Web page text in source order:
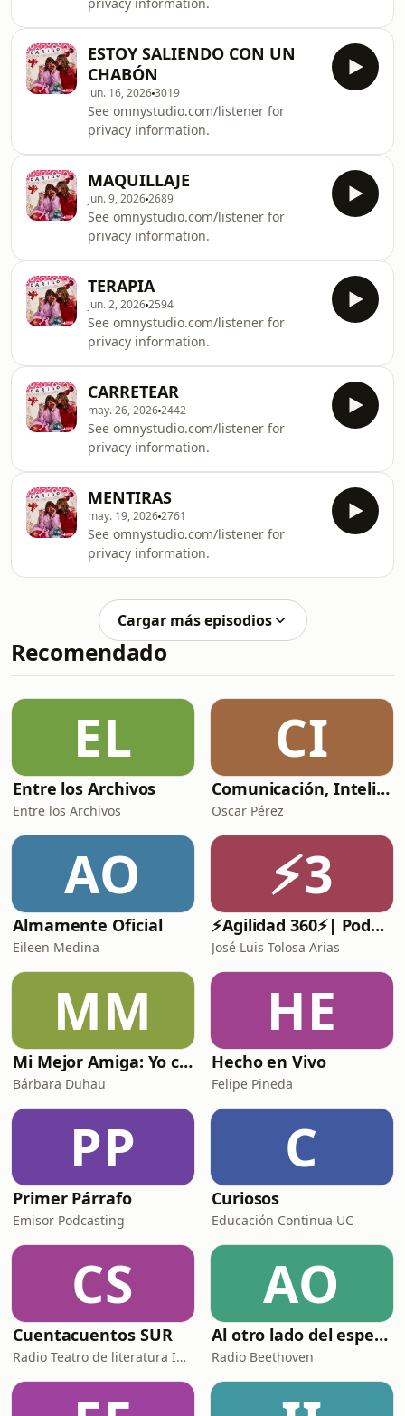
ESTOY SALIENDO CON UN
CHABÓN
jun. 16, 20263019
See omnystudio.com/listener for
privacy information.
MAQUILLAJE
jun. 9, 20262689
See omnystudio.com/listener for
privacy information.
TERAPIA
jun. 2, 20262594
See omnystudio.com/listener for
privacy information.
CARRETEAR
may. 26, 20262442
See omnystudio.com/listener for
privacy information.
MENTIRAS
may. 19, 20262761
See omnystudio.com/listener for
privacy information.
Cargar más episodios
Recomendado
EL
Entre los Archivos
Entre los Archivos
CI
Comunicación, Inteligencia Artificial y Sociedad
Oscar Pérez
AO
Almamente Oficial
Eileen Medina
⚡3
⚡️Agilidad 360⚡️| Podcast de Agilidad, Liderazgo Ágil y Gestión de Proyectos.
José Luis Tolosa Arias
MM
Mi Mejor Amiga: Yo con Bárbara Duhau
Bárbara Duhau
HE
Hecho en Vivo
Felipe Pineda
PP
Primer Párrafo
Emisor Podcasting
C
Curiosos
Educación Continua UC
CS
Cuentacuentos SUR
Radio Teatro de literatura Infantil
AO
Al otro lado del espejo - Beethoven FM
Radio Beethoven